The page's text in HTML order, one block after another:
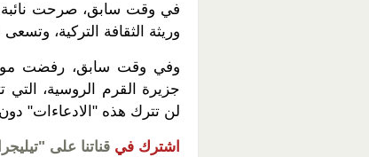
في وقت سابق، صرحت نائبة
وريثة الثقافة التركية،
وفي وقت سابق، رفضت
جزيرة القرم الروسية، التي
لن تترك هذه "الادعاءات"
اشترك في قناتنا على